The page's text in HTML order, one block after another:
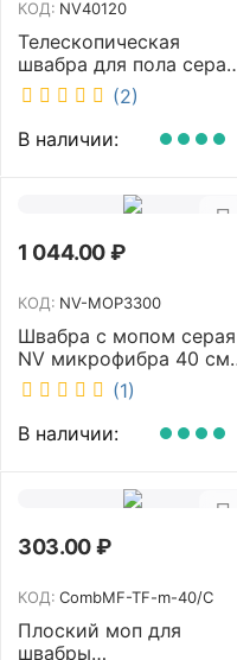
КОД: NV40120
Телескопическая
швабра для пола серая
NV микрофибра 42 см
NV40120
(2)
В наличии:
1 044.00₽
КОД: NV-MOP3300
Швабра с мопом серая
NV микрофибра 40 см
NV-MOP3300
(1)
В наличии:
303.00₽
КОД: CombMF-TF-m-40/C
Плоский моп для
швабры